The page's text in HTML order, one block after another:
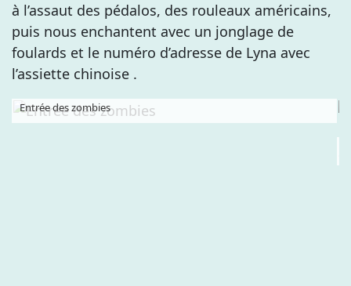
à l’assaut des pédalos, des rouleaux américains,
puis nous enchantent avec un jonglage de
foulards et le numéro d’adresse de Lyna avec
l’assiette chinoise .
Entrée des zombies